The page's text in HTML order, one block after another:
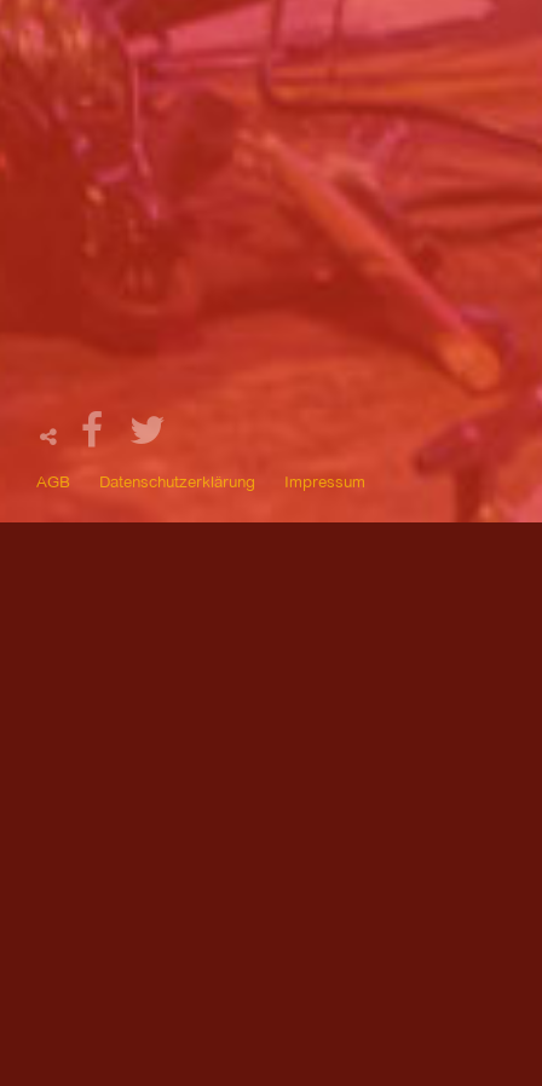
AGB Datenschutzerklärung Impressum